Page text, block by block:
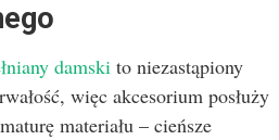
damski to niezastąpiony
więc akcesorium posłuży
materiału – cieńsze